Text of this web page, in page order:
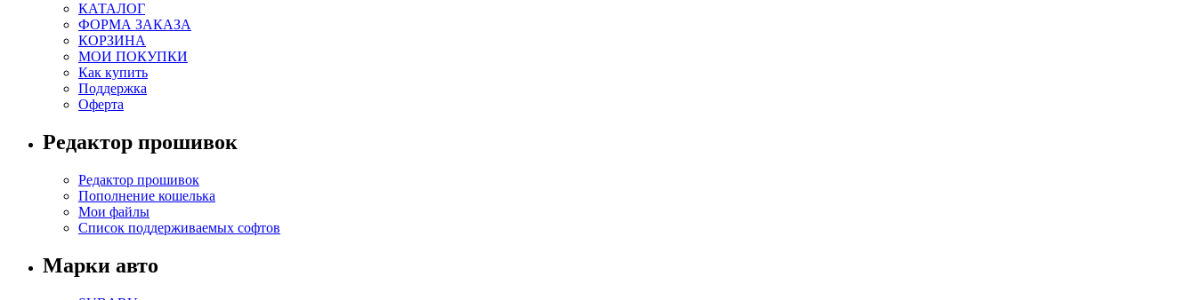
КАТАЛОГ
ФОРМА ЗАКАЗА
КОРЗИНА
МОИ ПОКУПКИ
Как купить
Поддержка
Оферта
Редактор прошивок
Редактор прошивок
Пополнение кошелька
Мои файлы
Список поддерживаемых софтов
Марки авто